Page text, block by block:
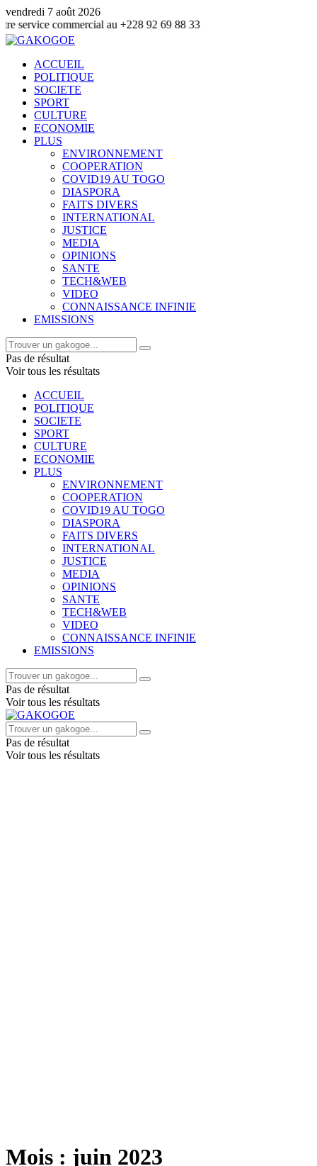
vendredi 7 août 2026
au +228 92 69 88 33
ACCUEIL
POLITIQUE
SOCIETE
SPORT
CULTURE
ECONOMIE
PLUS
ENVIRONNEMENT
COOPERATION
COVID19 AU TOGO
DIASPORA
FAITS DIVERS
INTERNATIONAL
JUSTICE
MEDIA
OPINIONS
SANTE
TECH&WEB
VIDEO
CONNAISSANCE INFINIE
EMISSIONS
Pas de résultat
Voir tous les résultats
ACCUEIL
POLITIQUE
SOCIETE
SPORT
CULTURE
ECONOMIE
PLUS
ENVIRONNEMENT
COOPERATION
COVID19 AU TOGO
DIASPORA
FAITS DIVERS
INTERNATIONAL
JUSTICE
MEDIA
OPINIONS
SANTE
TECH&WEB
VIDEO
CONNAISSANCE INFINIE
EMISSIONS
Pas de résultat
Voir tous les résultats
Pas de résultat
Voir tous les résultats
Mois : juin 2023